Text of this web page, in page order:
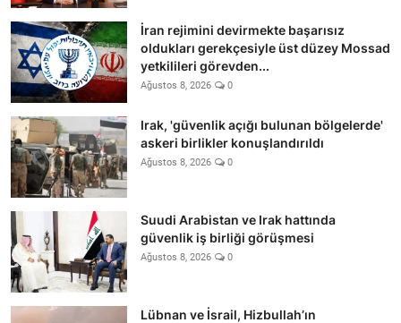
İran rejimini devirmekte başarısız
oldukları gerekçesiyle üst düzey Mossad
yetkilileri görevden...
Ağustos 8, 2026 0
Irak, 'güvenlik açığı bulunan bölgelerde'
askeri birlikler konuşlandırıldı
Ağustos 8, 2026 0
Suudi Arabistan ve Irak hattında
güvenlik iş birliği görüşmesi
Ağustos 8, 2026 0
Lübnan ve İsrail, Hizbullah’ın